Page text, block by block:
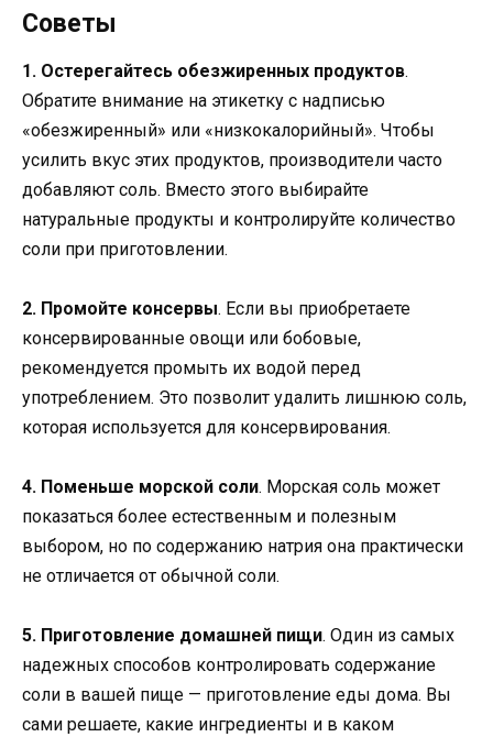
Советы
1. Остерегайтесь обезжиренных продуктов.
Обратите внимание на этикетку с надписью
«обезжиренный» или «низкокалорийный». Чтобы
усилить вкус этих продуктов, производители часто
добавляют соль. Вместо этого выбирайте
натуральные продукты и контролируйте количество
соли при приготовлении.
2. Промойте консервы. Если вы приобретаете
консервированные овощи или бобовые,
рекомендуется промыть их водой перед
употреблением. Это позволит удалить лишнюю соль,
которая используется для консервирования.
4. Поменьше морской соли. Морская соль может
показаться более естественным и полезным
выбором, но по содержанию натрия она практически
не отличается от обычной соли.
5. Приготовление домашней пищи. Один из самых
надежных способов контролировать содержание
соли в вашей пище — приготовление еды дома. Вы
сами решаете, какие ингредиенты и в каком